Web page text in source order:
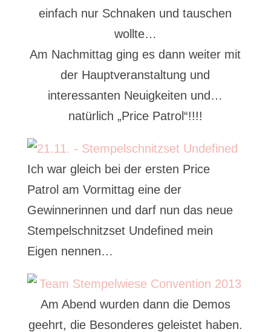
einfach nur Schnaken und tauschen
wollte…
Am Nachmittag ging es dann weiter mit
der Hauptveranstaltung und
interessanten Neuigkeiten und…
natürlich „Price Patrol“!!!!
Ich war gleich bei der ersten Price
Patrol am Vormittag eine der
Gewinnerinnen und darf nun das neue
Stempelschnitzset Undefined mein
Eigen nennen…
Am Abend wurden dann die Demos
geehrt, die Besonderes geleistet haben.